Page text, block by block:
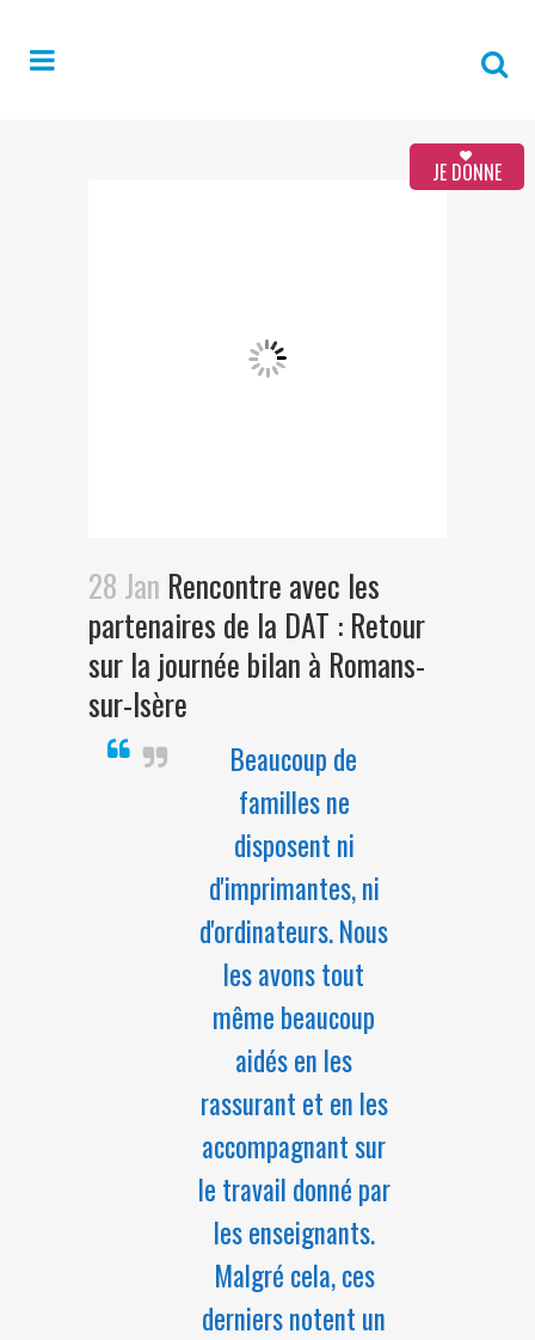
JE DONNE
28 Jan Rencontre avec les
partenaires de la DAT : Retour
sur la journée bilan à Romans-
sur-Isère
Beaucoup de
familles ne
disposent ni
d'imprimantes, ni
d'ordinateurs. Nous
les avons tout
même beaucoup
aidés en les
rassurant et en les
accompagnant sur
le travail donné par
les enseignants.
Malgré cela, ces
derniers notent un